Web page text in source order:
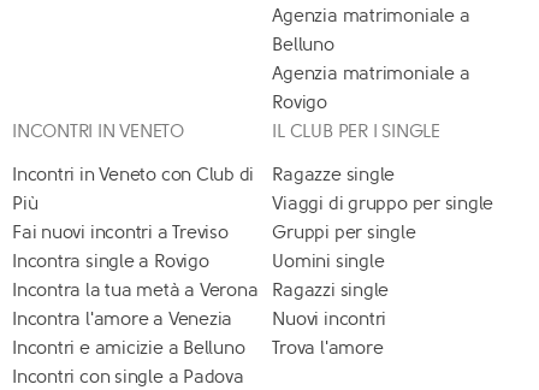
Agenzia matrimoniale a
Belluno
Agenzia matrimoniale a
Rovigo
INCONTRI IN VENETO
Incontri in Veneto con Club di
Più
Fai nuovi incontri a Treviso
Incontra single a Rovigo
Incontra la tua metà a Verona
Incontra l'amore a Venezia
Incontri e amicizie a Belluno
Incontri con single a Padova
IL CLUB PER I SINGLE
Ragazze single
Viaggi di gruppo per single
Gruppi per single
Uomini single
Ragazzi single
Nuovi incontri
Trova l'amore